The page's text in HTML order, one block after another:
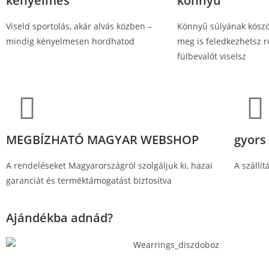
Viseld sportolás, akár alvás közben –
mindig kényelmesen hordhatod
Könnyű súlyának
meg is feledkezhetsz
fülbevalót viselsz
MEGBÍZHATÓ MAGYAR WEBSHOP
A rendeléseket Magyarországról szolgáljuk ki, hazai
garanciát és terméktámogatást biztosítva
A
Ajándékba adnád?